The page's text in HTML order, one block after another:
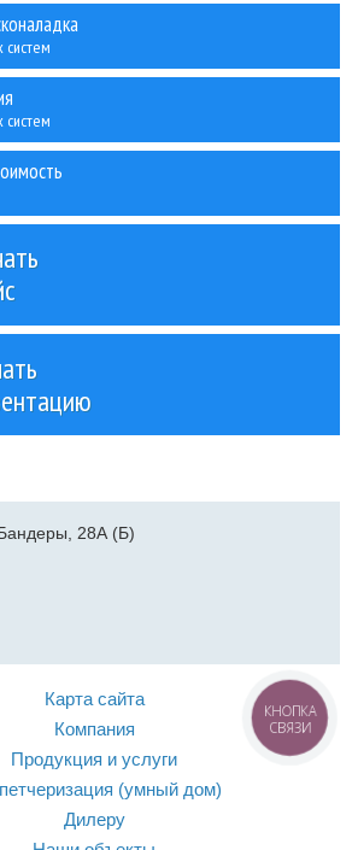
систем
систем
28А (Б)
Карта сайта
Компания
Продукция и услуги
(умный дом)
Дилеру
КНОПКА
СВЯЗИ